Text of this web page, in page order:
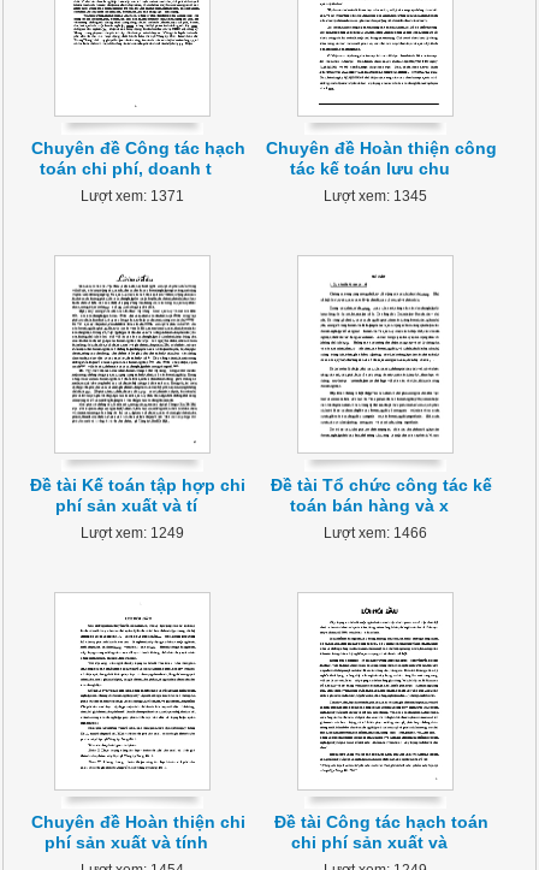
Chuyên đề Công tác hạch
toán chi phí, doanh t
Lượt xem: 1371
Chuyên đề Hoàn thiện công
tác kế toán lưu chu
Lượt xem: 1345
Đề tài Kế toán tập hợp chi
phí sản xuất và tí
Lượt xem: 1249
Đề tài Tổ chức công tác kế
toán bán hàng và x
Lượt xem: 1466
Chuyên đề Hoàn thiện chi
phí sản xuất và tính
Đề tài Công tác hạch toán
chi phí sản xuất và